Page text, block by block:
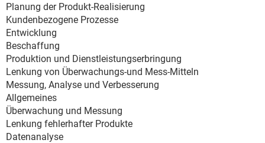
Planung der Produkt-Realisierung
Kundenbezogene Prozesse
Entwicklung
Beschaffung
Produktion und Dienstleistungserbringung
Lenkung von Überwachungs-und Mess-Mitteln
Messung, Analyse und Verbesserung
Allgemeines
Überwachung und Messung
Lenkung fehlerhafter Produkte
Datenanalyse